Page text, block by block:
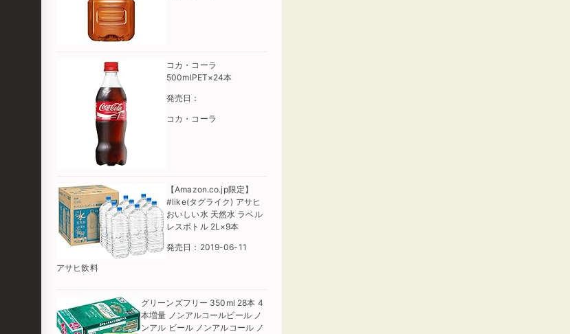
コカ・コーラ
500mlPET×24本
発売日：
コカ・コーラ
【Amazon.co.jp限定】
#like(タグライク) アサヒ
おいしい水 天然水 ラベル
レスボトル 2L×9本
発売日：2019-06-11
アサヒ飲料
グリーンズフリー 350ml 28本 4
本増量 ノンアルコールビール ノ
ンアル ビール ノンアルコール ノ